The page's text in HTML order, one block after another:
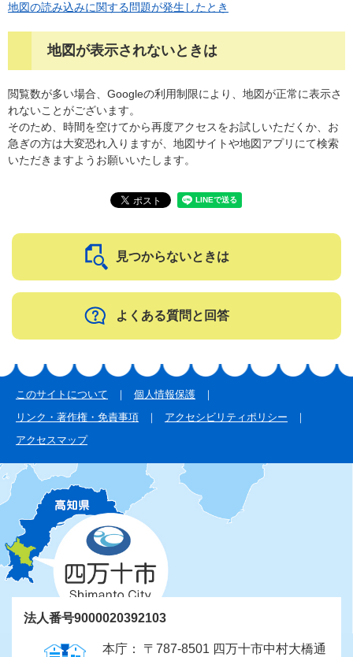
地図の読み込みに関する問題が発生したとき
地図が表示されないときは
閲覧数が多い場合、Googleの利用制限により、地図が正常に表示さ
れないことがございます。
そのため、時間を空けてから再度アクセスをお試しいただくか、お
急ぎの方は大変恐れ入りますが、地図サイトや地図アプリにて検索
いただきますようお願いいたします。
見つからないときは
よくある質問と回答
このサイトについて
個人情報保護
リンク・著作権・免責事項
アクセシビリティポリシー
アクセスマップ
法人番号9000020392103
本庁： 〒787-8501 四万十市中村大橋通